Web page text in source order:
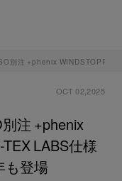
別注 +phenix
OCT 02,2025
注 +phenix
LABS仕様
も登場